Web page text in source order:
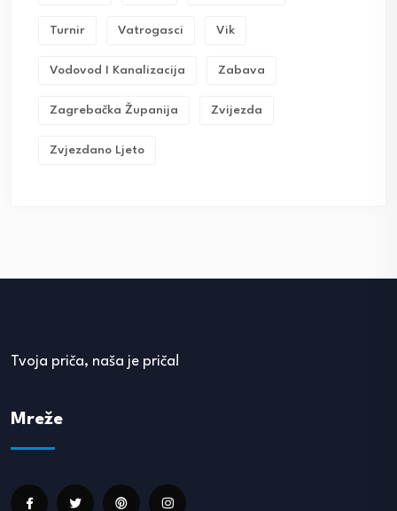
Turnir Vatrogasci Vik
Vodovod I Kanalizacija Zabava
Zagrebačka Županija Zvijezda
Zvjezdano Ljeto
Tvoja priča, naša je priča!
Mreže